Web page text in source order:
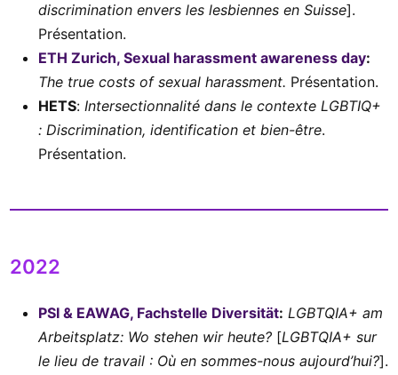
discrimination envers les lesbiennes en Suisse].
Présentation.
ETH Zurich, Sexual harassment awareness day:
The true costs of sexual harassment. Présentation.
HETS: Intersectionnalité dans le contexte LGBTIQ+
: Discrimination, identification et bien-être.
Présentation.
2022
PSI & EAWAG, Fachstelle Diversität: LGBTQIA+ am
Arbeitsplatz: Wo stehen wir heute? [LGBTQIA+ sur
le lieu de travail : Où en sommes-nous aujourd’hui?].